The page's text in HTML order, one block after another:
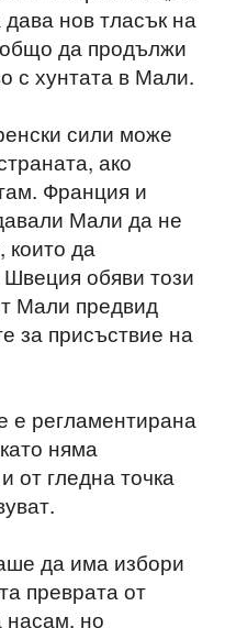
нов тласък на
да продължи
с хунтата в Мали.
сили може
ако
Франция и
Мали да не
които да
Швеция обяви този
Мали предвид
за присъствие на
е регламентирана
няма
от гледна точка
да има избори
преврата от
насам, но